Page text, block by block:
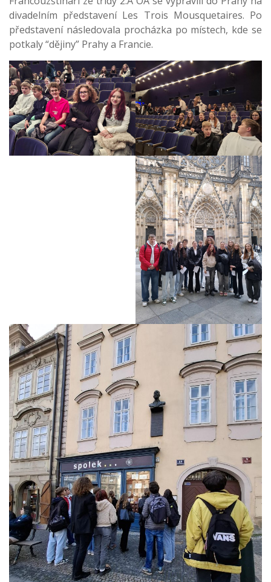
divadelním představení Les Trois Mousquetaires. Po
představení následovala procházka po místech, kde se
potkaly “dějiny” Prahy a Francie.